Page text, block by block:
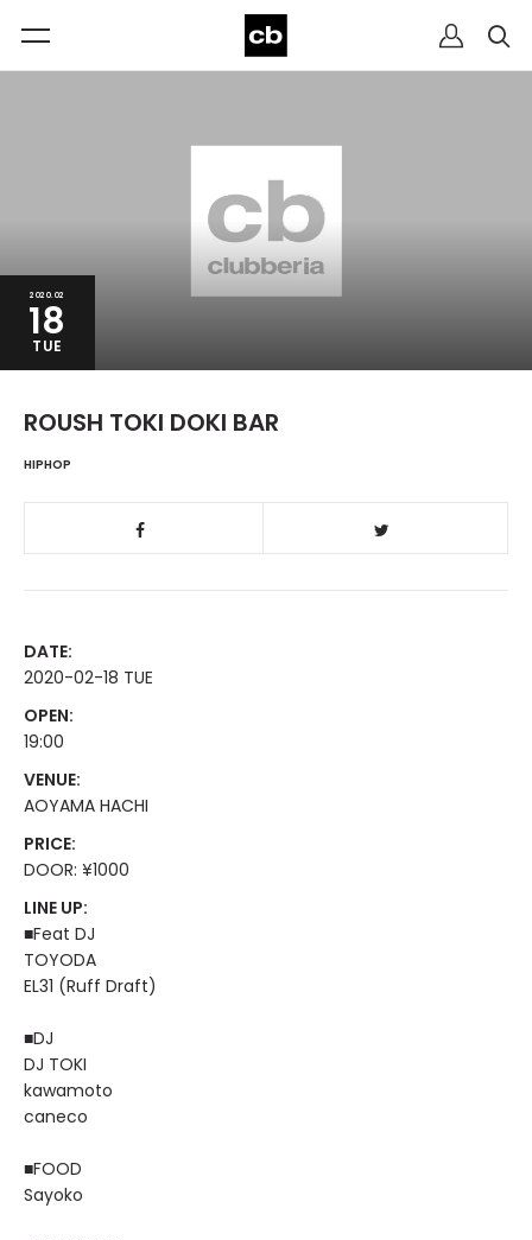
2020.02
18
TUE
ROUSH TOKI DOKI BAR
HIPHOP
DATE:
2020-02-18 TUE
OPEN:
19:00
VENUE:
AOYAMA HACHI
PRICE:
DOOR: ¥1000
LINE UP:
■Feat DJ
TOYODA
EL31 (Ruff Draft)
■DJ
DJ TOKI
kawamoto
caneco
■FOOD
Sayoko